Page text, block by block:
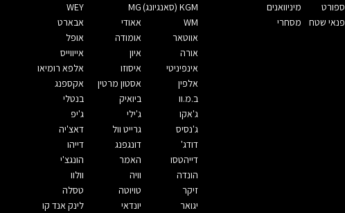
ספורט
פנאי שטח
מיניוואנים
מסחרי
KGM (סאנגיונג)
MG
WEY
WM
אאודי
אבארט
אווטאר
אומודה
אופל
אורה
איון
אייווייס
אינפיניטי
איסוזו
אלפא רומיאו
אלפין
אסטון מרטין
אקספנג
ב.מ.וו
ביואיק
בנטלי
ג'אקו
ג'ילי
ג'יפ
ג'נסיס
גרייט וול
דאצ'יה
דודג'
דונגפנג
דייהו
דייהטסו
האמר
הונגצ'י
הונדה
וויה
וולוו
זיקר
טויוטה
טסלה
יגואר
יונדאי
לינק אנד קו